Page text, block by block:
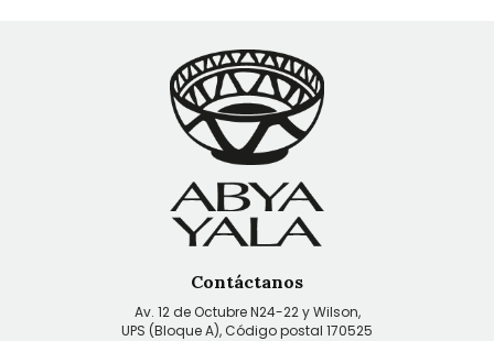
Contáctanos
Av. 12 de Octubre N24-22 y Wilson,
UPS (Bloque A), Código postal 170525